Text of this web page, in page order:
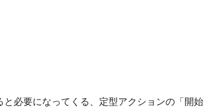
必要になってくる、定型アクションの「開始